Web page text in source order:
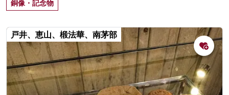
銅像・記念物
戸井、恵山、椴法華、南茅部